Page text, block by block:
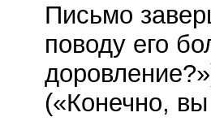
Письмо
поводу его
(«Конечно,